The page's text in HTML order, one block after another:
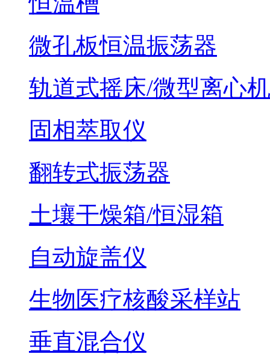
微孔板恒温振荡器
轨道式摇床/微型离心机
固相萃取仪
翻转式振荡器
土壤干燥箱/恒湿箱
自动旋盖仪
生物医疗核酸采样站
垂直混合仪